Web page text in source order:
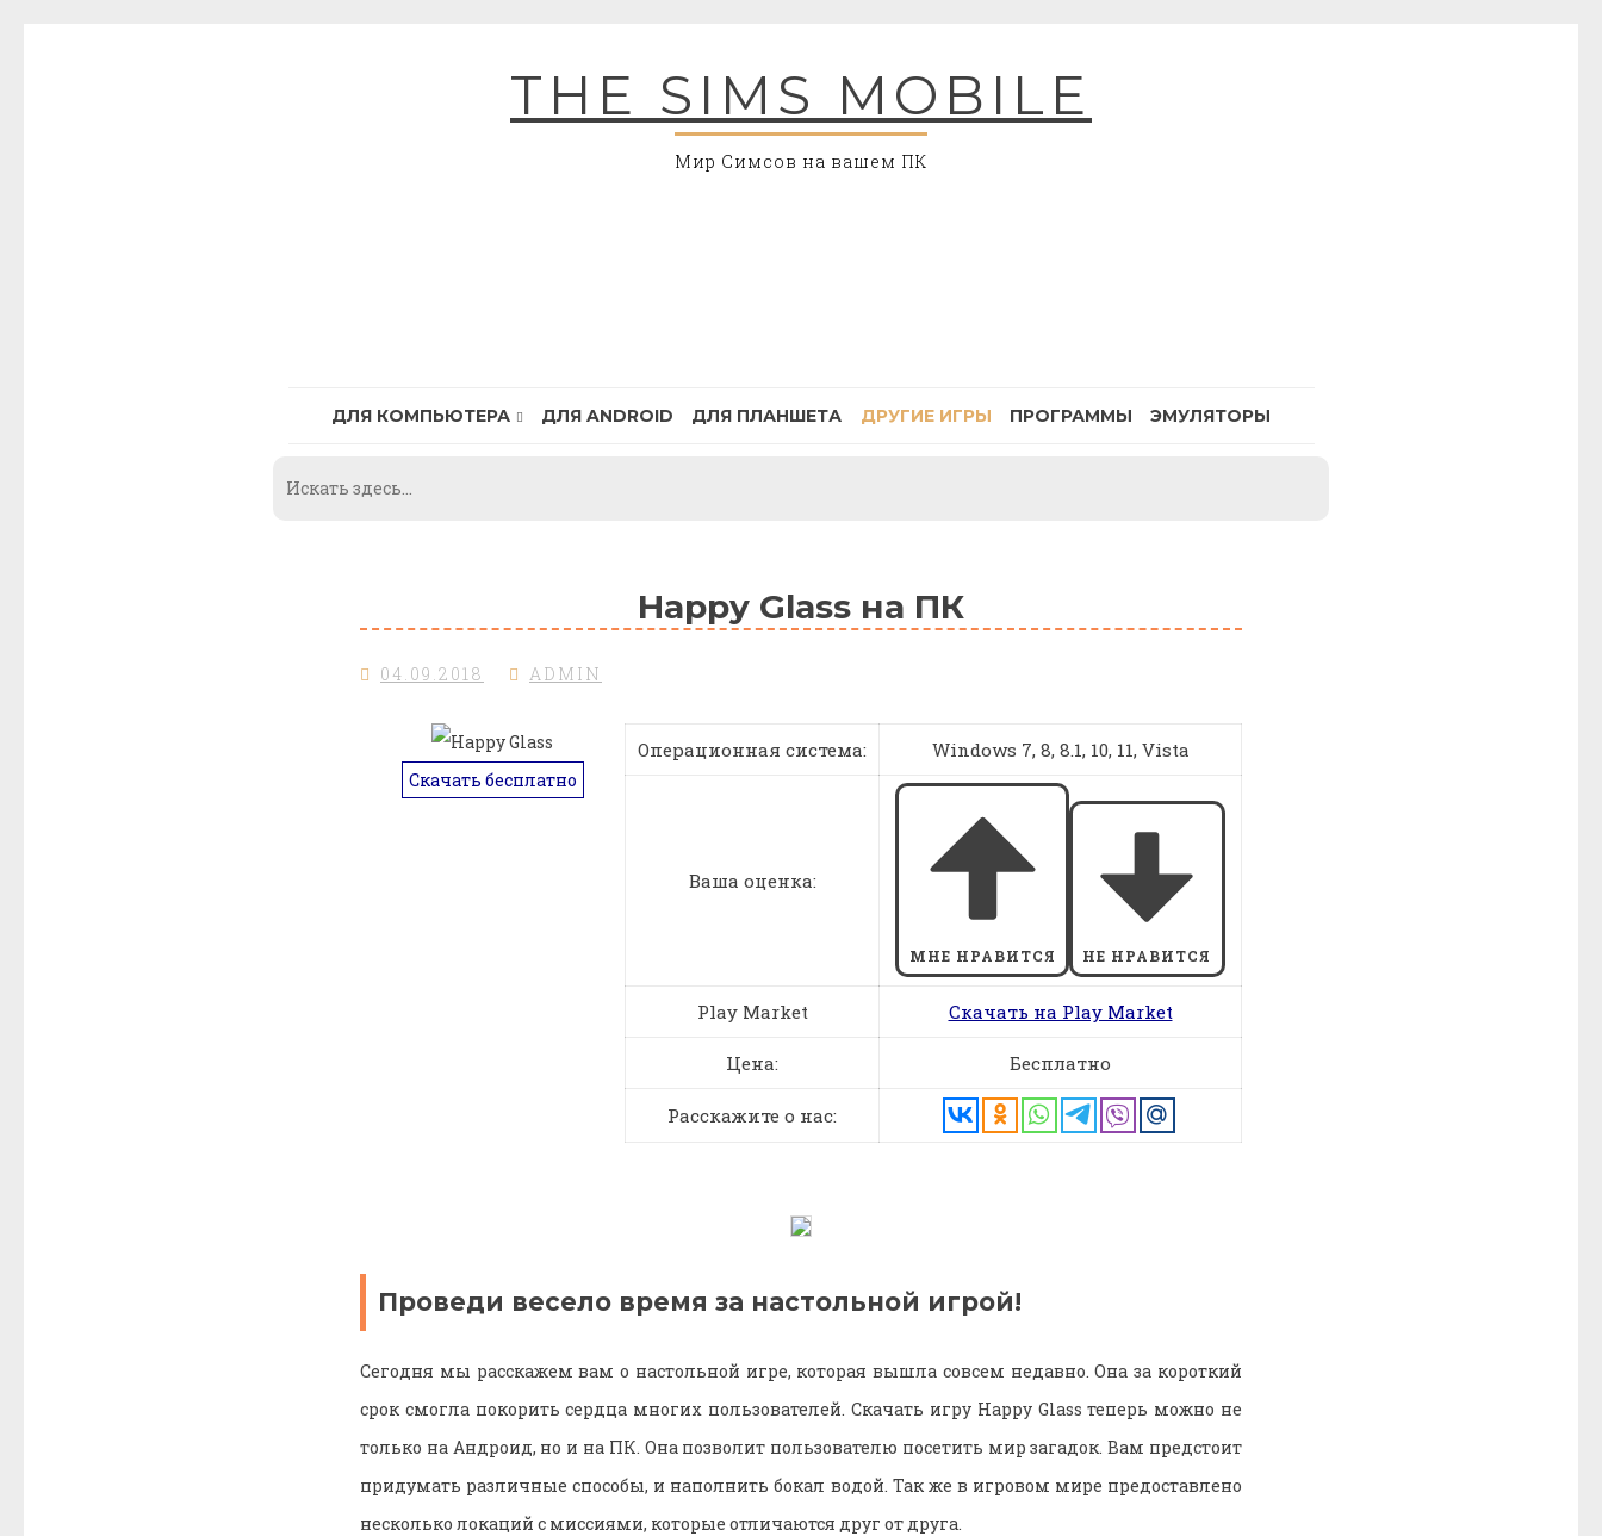
THE SIMS MOBILE
Мир Симсов на вашем ПК
ДЛЯ КОМПЬЮТЕРА ДЛЯ ANDROID ДЛЯ ПЛАНШЕТА ДРУГИЕ ИГРЫ ПРОГРАММЫ ЭМУЛЯТОРЫ
Happy Glass на ПК
04.09.2018 ADMIN
Скачать бесплатно
Операционная система: Windows 7, 8, 8.1, 10, 11, Vista
Ваша оценка:
МНЕ НРАВИТСЯ НЕ НРАВИТСЯ
Play Market Скачать на Play Market
Цена: Бесплатно
Расскажите о нас:
Проведи весело время за настольной игрой!
Сегодня мы расскажем вам о настольной игре, которая вышла совсем недавно. Она за короткий
срок смогла покорить сердца многих пользователей. Скачать игру Happy Glass теперь можно не
только на Андроид, но и на ПК. Она позволит пользователю посетить мир загадок. Вам предстоит
придумать различные способы, и наполнить бокал водой. Так же в игровом мире предоставлено
несколько локаций с миссиями, которые отличаются друг от друга.